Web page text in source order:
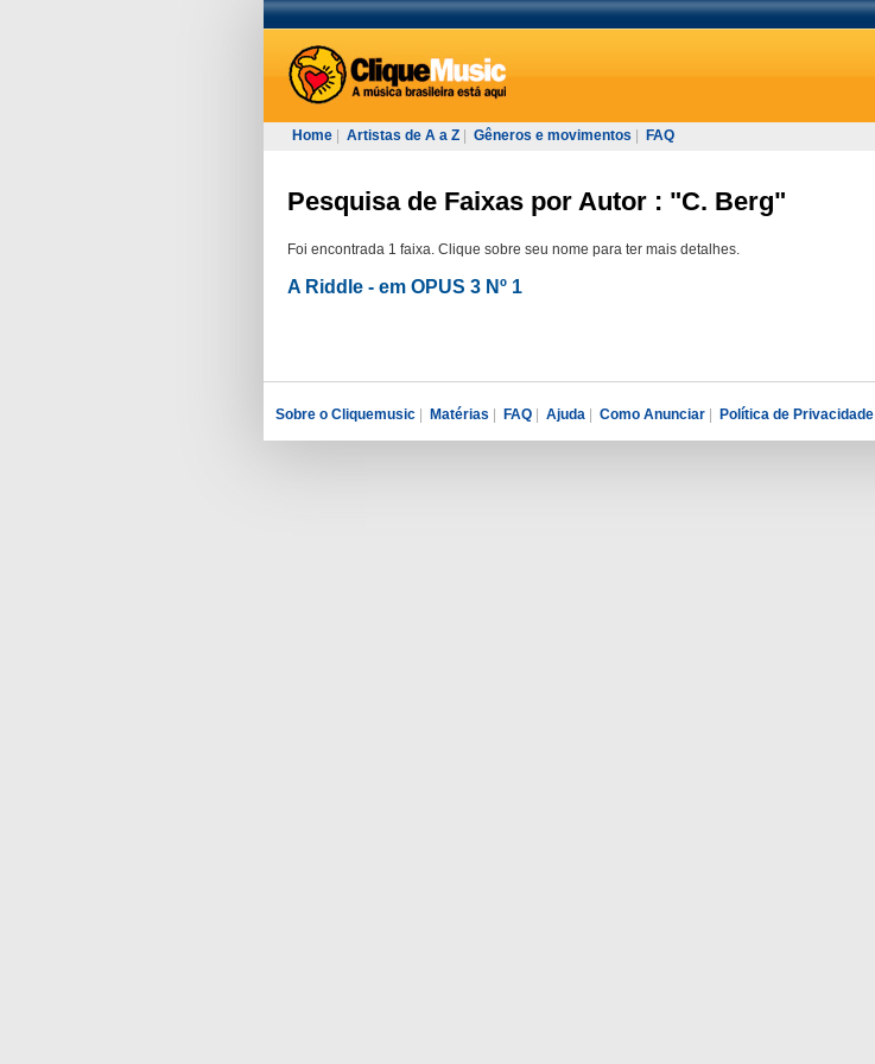
Home Artistas de A a Z Gêneros e movimentos FAQ
Pesquisa de Faixas por Autor : "C. Berg"
Foi encontrada 1 faixa. Clique sobre seu nome para ter mais detalhes.
A Riddle - em OPUS 3 Nº 1
Sobre o Cliquemusic | Matérias | FAQ | Ajuda | Como Anunciar | Política de Privacidade